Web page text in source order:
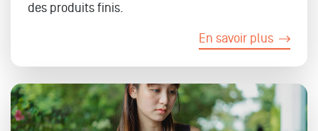
des produits finis.
En savoir plus